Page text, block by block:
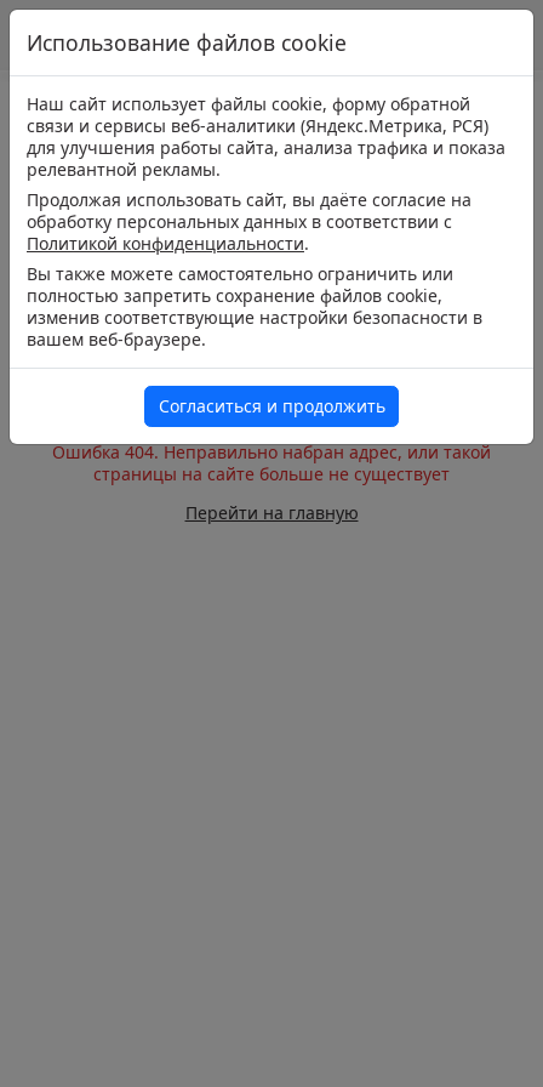
Ошибка 404. Неправильно набран адрес, или такой
страницы на сайте больше не существует
Перейти на главную
Использование файлов cookie
Наш сайт использует файлы cookie, форму обратной
связи и сервисы веб-аналитики (Яндекс.Метрика, РСЯ)
для улучшения работы сайта, анализа трафика и показа
релевантной рекламы.
Продолжая использовать сайт, вы даёте согласие на
обработку персональных данных в соответствии с
Политикой конфиденциальности.
Вы также можете самостоятельно ограничить или
полностью запретить сохранение файлов cookie,
изменив соответствующие настройки безопасности в
вашем веб-браузере.
Согласиться и продолжить